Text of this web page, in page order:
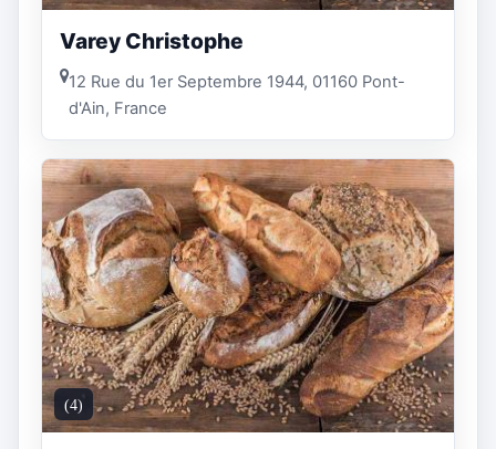
Varey Christophe
12 Rue du 1er Septembre 1944, 01160 Pont-
d'Ain, France
(4)